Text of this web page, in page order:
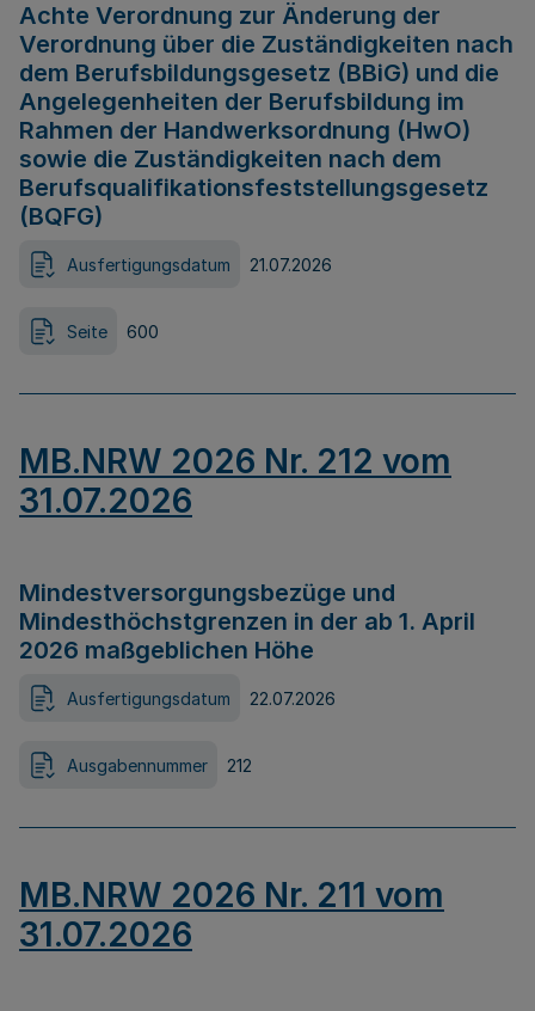
Achte Verordnung zur Änderung der
Verordnung über die Zuständigkeiten nach
dem Berufsbildungsgesetz (BBiG) und die
Angelegenheiten der Berufsbildung im
Rahmen der Handwerksordnung (HwO)
sowie die Zuständigkeiten nach dem
Berufsqualifikationsfeststellungsgesetz
(BQFG)
Ausfertigungsdatum 21.07.2026
Seite 600
MB.NRW 2026 Nr. 212 vom
31.07.2026
Mindestversorgungsbezüge und
Mindesthöchstgrenzen in der ab 1. April
2026 maßgeblichen Höhe
Ausfertigungsdatum 22.07.2026
Ausgabennummer 212
MB.NRW 2026 Nr. 211 vom
31.07.2026